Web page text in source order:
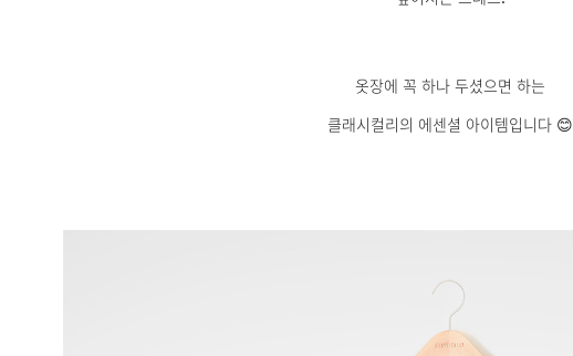
옷장에 꼭 하나 두셨으면 하는
클래시컬리의 에센셜 아이템입니다 😊